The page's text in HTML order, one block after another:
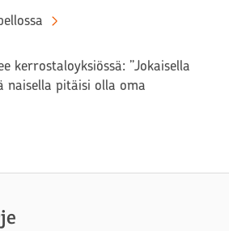
kerrostaloyksiössä: ”Jokaisella
naisella pitäisi olla oma